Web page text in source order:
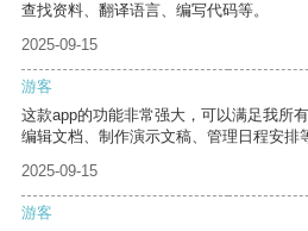
查找资料、翻译语言、编写代码等。
2025-09-15
游客
这款app的功能非常强大，可以满足我所
编辑文档、制作演示文稿、管理日程安排
2025-09-15
游客